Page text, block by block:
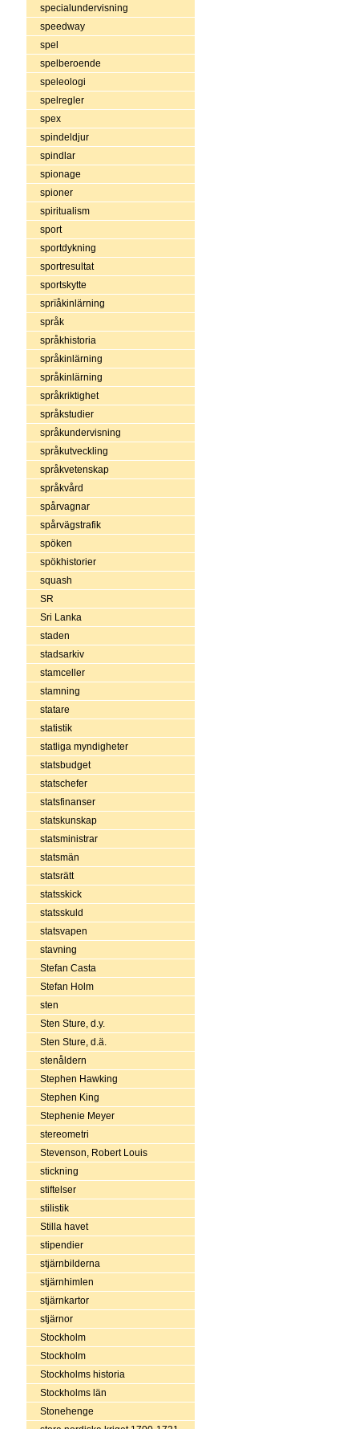
specialundervisning
speedway
spel
spelberoende
speleologi
spelregler
spex
spindeldjur
spindlar
spionage
spioner
spiritualism
sport
sportdykning
sportresultat
sportskytte
sprïåkinlärning
språk
språkhistoria
språkinlärning
språkinlärning
språkriktighet
språkstudier
språkundervisning
språkutveckling
språkvetenskap
språkvård
spårvagnar
spårvägstrafik
spöken
spökhistorier
squash
SR
Sri Lanka
staden
stadsarkiv
stamceller
stamning
statare
statistik
statliga myndigheter
statsbudget
statschefer
statsfinanser
statskunskap
statsministrar
statsmän
statsrätt
statsskick
statsskuld
statsvapen
stavning
Stefan Casta
Stefan Holm
sten
Sten Sture, d.y.
Sten Sture, d.ä.
stenåldern
Stephen Hawking
Stephen King
Stephenie Meyer
stereometri
Stevenson, Robert Louis
stickning
stiftelser
stilistik
Stilla havet
stipendier
stjärnbilderna
stjärnhimlen
stjärnkartor
stjärnor
Stockholm
Stockholm
Stockholms historia
Stockholms län
Stonehenge